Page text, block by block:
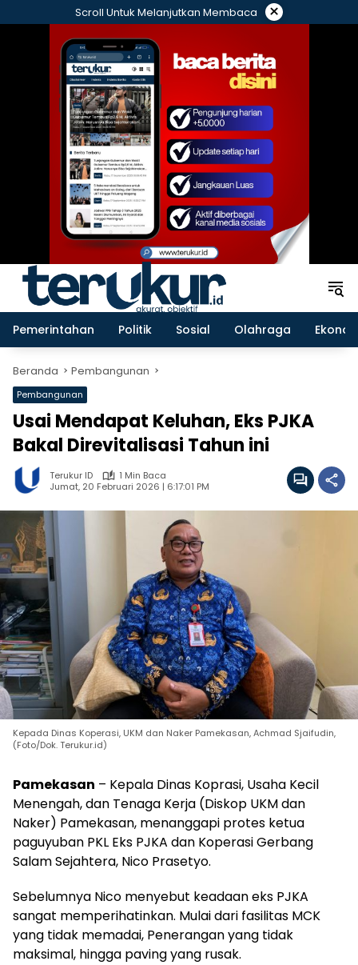
ke
Scroll Untuk Melanjutkan Membaca ×
Pemerintahan Politik Sosial Olahraga
Beranda Pembangunan
Pembangunan
Usai Mendapat Keluhan, Eks PJKA
Bakal Direvitalisasi Tahun ini
Terukur ID
1 Min Baca
Jumat, 20 Februari 2026 | 6:17:01 PM
Kepada Dinas Koperasi, UKM dan Naker Pamekasan, Achmad Sjaifudin,
(Foto/Dok. Terukur.id)
Pamekasan – Kepala Dinas Koprasi, Usaha Kecil
Menengah, dan Tenaga Kerja (Diskop UKM dan
Naker) Pamekasan, menanggapi protes ketua
paguyuban PKL Eks PJKA dan Koperasi Gerbang
Salam Sejahtera, Nico Prasetyo.
Sebelumnya Nico menyebut keadaan eks PJKA
sangat memperihatinkan. Mulai dari fasilitas MCK
yang tidak memadai, Penerangan yang tidak
maksimal, hingga paving yang rusak.